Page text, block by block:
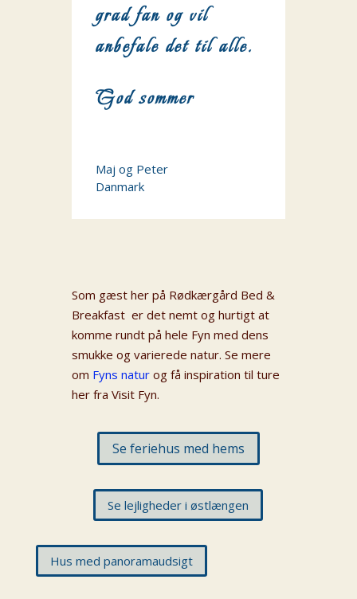
grad fan og vil
anbefale det til alle.
God sommer
Maj og Peter
Danmark
Som gæst her på Rødkærgård Bed &
Breakfast er det nemt og hurtigt at
komme rundt på hele Fyn med dens
smukke og varierede natur. Se mere
om Fyns naturog få inspiration til ture
her fra Visit Fyn.
Se feriehus med hems
Se lejligheder i østlængen
Hus med panoramaudsigt